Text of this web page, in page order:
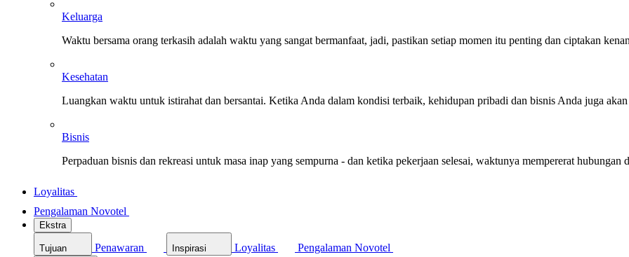
Keluarga
Waktu bersama orang terkasih adalah waktu yang sangat bermanfaat, jadi, pastikan setiap momen itu penting dan ciptakan
Kesehatan
Luangkan waktu untuk istirahat dan bersantai. Ketika Anda dalam kondisi terbaik, kehidupan pribadi dan bisnis Anda juga
Bisnis
Perpaduan bisnis dan rekreasi untuk masa inap yang sempurna - dan ketika pekerjaan selesai, waktunya mempererat hubungan
Loyalitas
Pengalaman Novotel
Ekstra
Tujuan Penawaran Inspirasi Loyalitas Pengalaman Novotel